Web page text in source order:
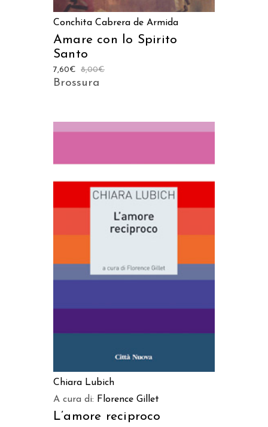
Conchita Cabrera de Armida
Amare con lo Spirito
Santo
8,00€
7,60€
Brossura
Chiara Lubich
A cura di: Florence Gillet
L’amore reciproco